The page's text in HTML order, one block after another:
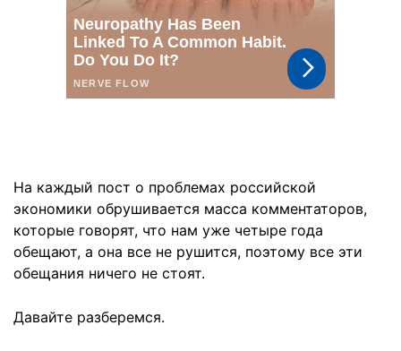
На каждый пост о проблемах российской
экономики обрушивается масса комментаторов,
которые говорят, что нам уже четыре года
обещают, а она все не рушится, поэтому все эти
обещания ничего не стоят.
Давайте разберемся.